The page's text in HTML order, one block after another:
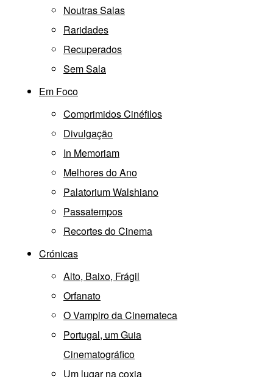
Noutras Salas
Raridades
Recuperados
Sem Sala
Em Foco
Comprimidos Cinéfilos
Divulgação
In Memoriam
Melhores do Ano
Palatorium Walshiano
Passatempos
Recortes do Cinema
Crónicas
Alto, Baixo, Frágil
Orfanato
O Vampiro da Cinemateca
Portugal, um Guia
Cinematográfico
Um lugar na coxia